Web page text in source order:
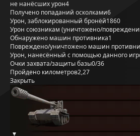
не нанёсших урон4
Получено попаданий осколками6
Урон, заблокированный бронёй1860
Урон союзникам (уничтожено/
Обнаружено машин противника1
Повреждено/уничтожено машин
Урон, нанесённый с помощью данного
Очки захвата/защиты базы0/36
Пройдено километров2,27
Закрыть